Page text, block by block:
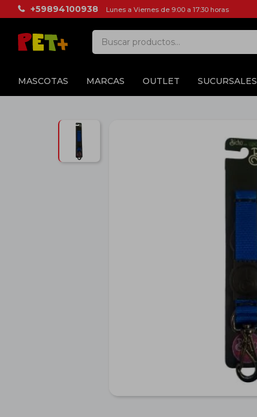
MASCOTAS MARCAS OUTLET SUCURSALES
+59894100938 Lunes a Viernes de 9:00 a 17:30 horas